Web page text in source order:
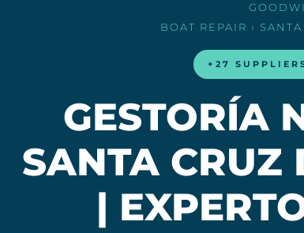
BOAT REPAIR ›
+27
GESTORÍA
SANTA CRUZ
|